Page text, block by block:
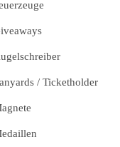
/ Ticketholder